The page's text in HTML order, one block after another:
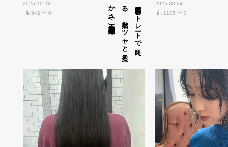
2025.10.23
942
0 髪質改善ス
ト
レ
ート
で
叶え
る
、
自然な
ツ
ヤ
と
柔ら
か
さ
(
広島市中区紙屋町)
2025.08.24
1105
0